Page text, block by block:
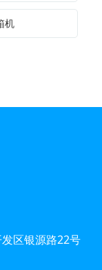
机
区银源路22号